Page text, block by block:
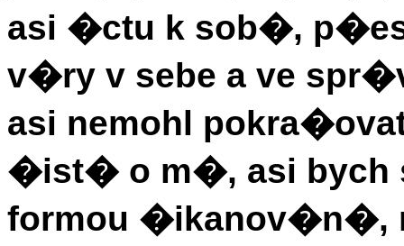
asi �ctu k sob�,
v�ry v sebe a ve
asi nemohl
�ist� o m�, asi
formou �ikanov�n�,